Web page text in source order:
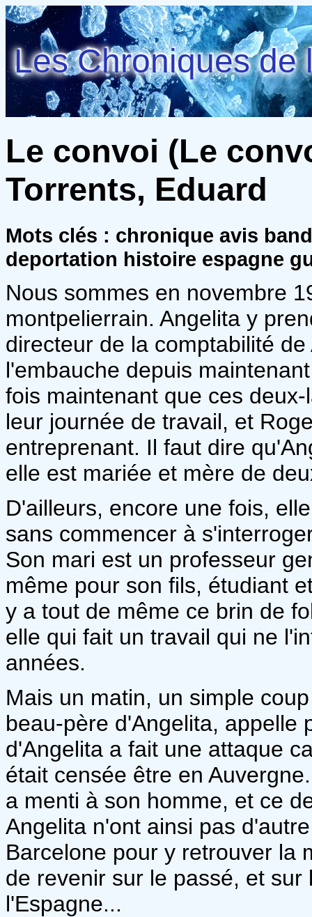
Les Chroniques de
Le convoi (Le
Torrents, Eduard
Mots clés : chronique avis
deportation histoire espagne
Nous sommes en novembre
montpelierrain. Angelita y
directeur de la comptabilité
l'embauche depuis
fois maintenant que ces
leur journée de travail, et
entreprenant. Il faut dire
elle est mariée et mère de
D'ailleurs, encore une fois,
sans commencer à
Son mari est un professeur
même pour son fils, étudiant
y a tout de même ce brin de
elle qui fait un travail qui ne
années.
Mais un matin, un simple
beau-père d'Angelita, appelle
d'Angelita a fait une attaque
était censée être en
a menti à son homme, et ce
Angelita n'ont ainsi pas
Barcelone pour y retrouver la
de revenir sur le passé, et
l'Espagne...